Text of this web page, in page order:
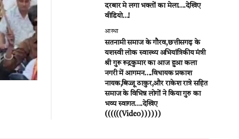
दरबार मे लगा भक्तों का मेला….देखिए
वीडियो…!
आस्था
सतनामी समाज के गौरव,छत्तीसगढ़ के
यशस्वी लोक स्वास्थ्य अभियांत्रिकीय मंत्री
श्री गुरू रूद्रकुमार का आज हुआ कला
नगरी में आगमन….विधायक प्रकाश
नायक,बिज्जू ठाकुर,और राकेश रात्रे सहित
समाज के विभिन्न लोगों ने किया गुरु का
भव्य स्वागत….देखिए
((((((Video))))))